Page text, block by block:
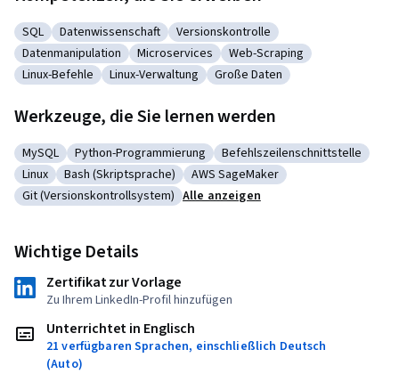
Kategorie: SQL
SQL Kategorie: Datenwissenschaft
Datenwissenschaft Kategorie: Versionskontrolle
Versionskontrolle
Kategorie: Datenmanipulation
Datenmanipulation Kategorie: Microservices
Microservices Kategorie: Web-Scraping
Web-Scraping
Kategorie: Linux-Befehle
Linux-Befehle Kategorie: Linux-Verwaltung
Linux-Verwaltung Kategorie: Große Daten
Große Daten
Werkzeuge, die Sie lernen werden
Kategorie: MySQL
MySQL Kategorie: Python-Programmierung
Python-Programmierung Kategorie:
Befehlszeilenschnittstelle
Kategorie: Linux
Linux Kategorie: Bash (Skriptsprache)
Bash (Skriptsprache) Kategorie: AWS SageMaker
AWS SageMaker
Kategorie: Git (Versionskontrollsystem)
Git (Versionskontrollsystem) Alle anzeigen
Wichtige Details
Zertifikat zur Vorlage
Zu Ihrem LinkedIn-Profil hinzufügen
Unterrichtet in Englisch
21 verfügbaren Sprachen, einschließlich Deutsch
(Auto)